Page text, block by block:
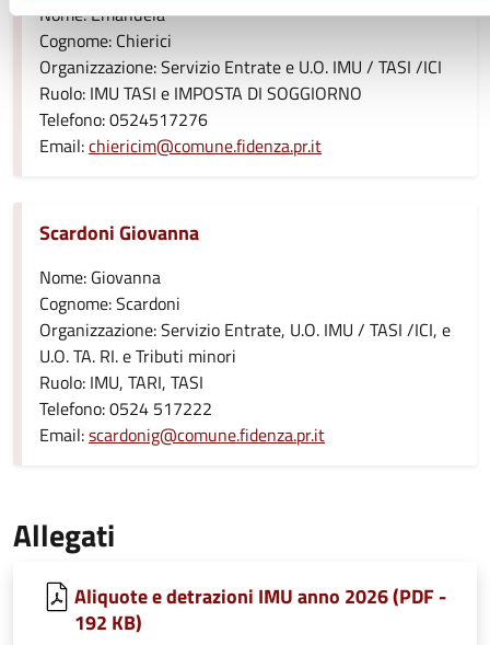
Nome: Emanuela
Cognome: Chierici
Organizzazione: Servizio Entrate e U.O. IMU / TASI /ICI
Ruolo: IMU TASI e IMPOSTA DI SOGGIORNO
Telefono: 0524517276
Email:chiericim@comune.fidenza.pr.it
Scardoni Giovanna
Nome: Giovanna
Cognome: Scardoni
Organizzazione: Servizio Entrate, U.O. IMU / TASI /ICI, e
U.O. TA. RI. e Tributi minori
Ruolo: IMU, TARI, TASI
Telefono: 0524 517222
Email:scardonig@comune.fidenza.pr.it
Allegati
Aliquote e detrazioni IMU anno 2026 (PDF -
192 KB)